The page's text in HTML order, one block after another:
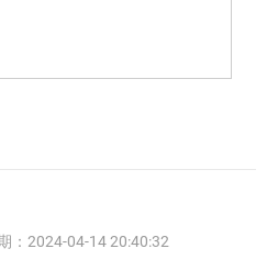
：2024-04-14 20:40:32